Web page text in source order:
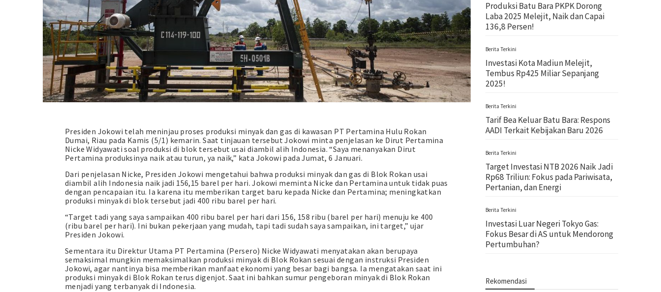
Presiden Jokowi telah meninjau proses produksi minyak dan gas di kawasan PT Pertamina Hulu Rokan
Dumai, Riau pada Kamis (5/1) kemarin. Saat tinjauan tersebut Jokowi minta penjelasan ke Dirut Pertamina
Nicke Widyawati soal produksi di blok tersebut usai diambil alih Indonesia. “Saya menanyakan Dirut
Pertamina produksinya naik atau turun, ya naik,” kata Jokowi pada Jumat, 6 Januari.
Dari penjelasan Nicke, Presiden Jokowi mengetahui bahwa produksi minyak dan gas di Blok Rokan usai
diambil alih Indonesia naik jadi 156,15 barel per hari. Jokowi meminta Nicke dan Pertamina untuk tidak puas
dengan pencapaian itu. Ia karena itu memberikan target baru kepada Nicke dan Pertamina; meningkatkan
produksi minyak di blok tersebut jadi 400 ribu barel per hari.
“Target tadi yang saya sampaikan 400 ribu barel per hari dari 156, 158 ribu (barel per hari) menuju ke 400
(ribu barel per hari). Ini bukan pekerjaan yang mudah, tapi tadi sudah saya sampaikan, ini target,” ujar
Presiden Jokowi.
Sementara itu Direktur Utama PT Pertamina (Persero) Nicke Widyawati menyatakan akan berupaya
semaksimal mungkin memaksimalkan produksi minyak di Blok Rokan sesuai dengan instruksi Presiden
Jokowi, agar nantinya bisa memberikan manfaat ekonomi yang besar bagi bangsa. Ia mengatakan saat ini
produksi minyak di Blok Rokan terus digenjot. Saat ini bahkan sumur pengeboran minyak di Blok Rokan
menjadi yang terbanyak di Indonesia.
Produksi Batu Bara PKPK Dorong
Laba 2025 Melejit, Naik dan Capai
136,8 Persen!
Berita Terkini
Investasi Kota Madiun Melejit,
Tembus Rp425 Miliar Sepanjang
2025!
Berita Terkini
Tarif Bea Keluar Batu Bara: Respons
AADI Terkait Kebijakan Baru 2026
Berita Terkini
Target Investasi NTB 2026 Naik Jadi
Rp68 Triliun: Fokus pada Pariwisata,
Pertanian, dan Energi
Berita Terkini
Investasi Luar Negeri Tokyo Gas:
Fokus Besar di AS untuk Mendorong
Pertumbuhan?
Rekomendasi